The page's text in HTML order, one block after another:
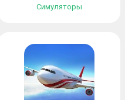
Симуляторы